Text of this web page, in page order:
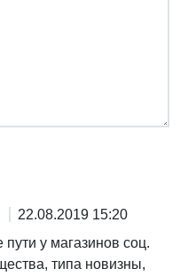
22.08.2019 15:20
пути у магазинов соц.
типа новизны,